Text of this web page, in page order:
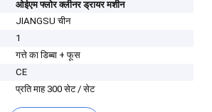
ओईएम फ्लोर क्लीनर ड्रायर मशीन
JIANGSU चीन
1
गत्ते का डिब्बा + फूस
CE
प्रति माह 300 सेट / सेट